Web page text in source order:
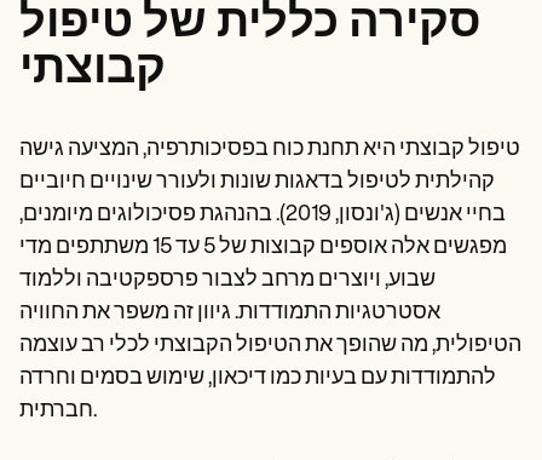
סקירה כללית של טיפול
קבוצתי
טיפול קבוצתי היא תחנת כוח בפסיכותרפיה, המציעה גישה
קהילתית לטיפול בדאגות שונות ולעורר שינויים חיוביים
בחיי אנשים (ג'ונסון, 2019). בהנהגת פסיכולוגים מיומנים,
מפגשים אלה אוספים קבוצות של 5 עד 15 משתתפים מדי
שבוע, ויוצרים מרחב לצבור פרספקטיבה וללמוד
אסטרטגיות התמודדות. גיוון זה משפר את החוויה
הטיפולית, מה שהופך את הטיפול הקבוצתי לכלי רב עוצמה
להתמודדות עם בעיות כמו דיכאון, שימוש בסמים וחרדה
חברתית.